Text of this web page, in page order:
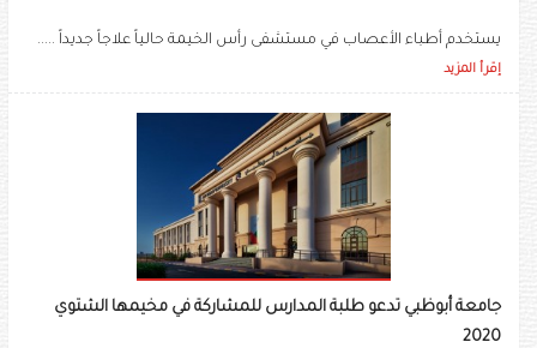
يستخدم أطباء الأعصاب في مستشفى رأس الخيمة حالياً علاجاً جديداً .....
إقرأ المزيد
جامعة أبوظبي تدعو طلبة المدارس للمشاركة في مخيمها الشتوي
2020